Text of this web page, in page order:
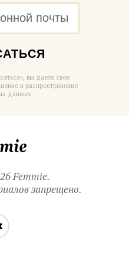
вы даете свое
и распространение
данных
Femmie.
запрещено.
социальных